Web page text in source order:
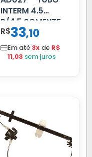
INTERM 4.5
P/4.5 SOMENTE
PROLONGADOR
R$33,10
Em até3x de R$
11,03 sem juros